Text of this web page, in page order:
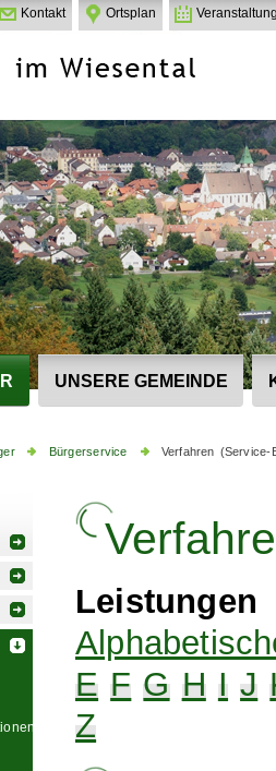
Kontakt Ortsplan
UNSERE GEMEINDE
Bürgerservice Verfahren (Service-
Leistungen
E F G H I J
Z